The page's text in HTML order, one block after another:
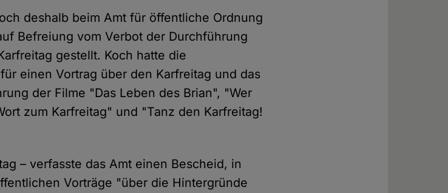
deshalb beim Amt für öffentliche Ordnung
Befreiung vom Verbot der Durchführung
gestellt. Koch hatte die
einen Vortrag über den Karfreitag und das
der Filme "Das Leben des Brian", "Wer
zum Karfreitag" und "Tanz den Karfreitag!
– verfasste das Amt einen Bescheid, in
Vorträge "über die Hintergründe